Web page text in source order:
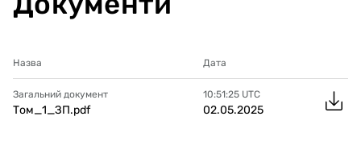
Назва Дата
Загальний документ
Том_1_ЗП.pdf
10:51:25 UTC
02.05.2025